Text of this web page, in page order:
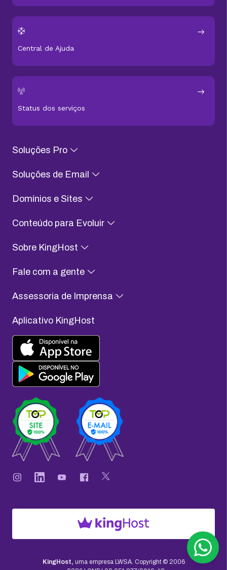
Central de Ajuda
Status dos serviços
Soluções Pro
Soluções de Email
Domínios e Sites
Conteúdo para Evoluir
Sobre KingHost
Fale com a gente
Assessoria de Imprensa
Aplicativo KingHost
KingHost, uma empresa LWSA. Copyright © 2006